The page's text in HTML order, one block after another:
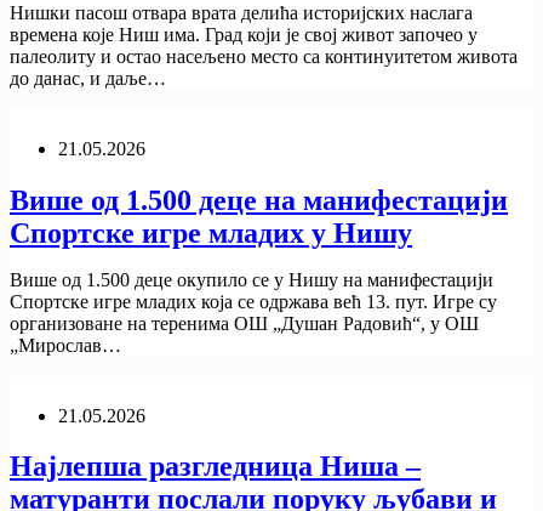
Нишки пасош отвара врата делића историјских наслага
времена које Ниш има. Град који је свој живот започео у
палеолиту и остао насељено место са континуитетом живота
до данас, и даље…
21.05.2026
Више од 1.500 деце на манифестацији
Спортске игре младих у Нишу
Више од 1.500 деце окупило се у Нишу на манифестацији
Спортске игре младих која се одржава већ 13. пут. Игре су
организоване на теренима ОШ „Душан Радовић“, у ОШ
„Мирослав…
21.05.2026
Најлепша разгледница Ниша –
матуранти послали поруку љубави и